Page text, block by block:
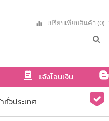
เปรียบเทียบสินค้า (0)
แจ้งโอนเงิน
วประเทศ